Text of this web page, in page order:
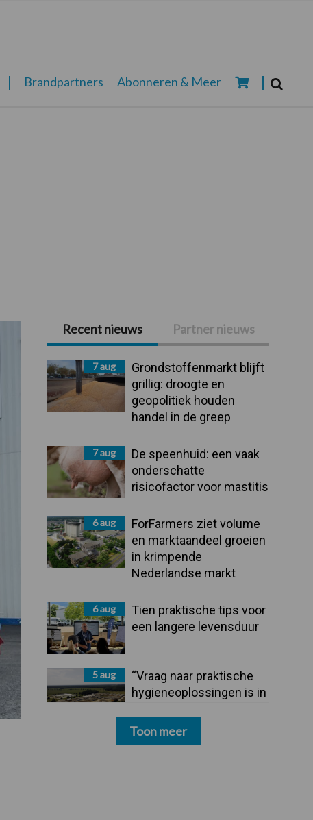
Brandpartners Abonneren & Meer
Primaire
Sidebar
Recent nieuws Partner nieuws
7 aug
Grondstoffenmarkt blijft
grillig: droogte en
geopolitiek houden
handel in de greep
7 aug
De speenhuid: een vaak
onderschatte
risicofactor voor mastitis
6 aug
ForFarmers ziet volume
en marktaandeel groeien
in krimpende
Nederlandse markt
6 aug
Tien praktische tips voor
een langere levensduur
5 aug
“Vraag naar praktische
hygieneoplossingen is in
Toon meer